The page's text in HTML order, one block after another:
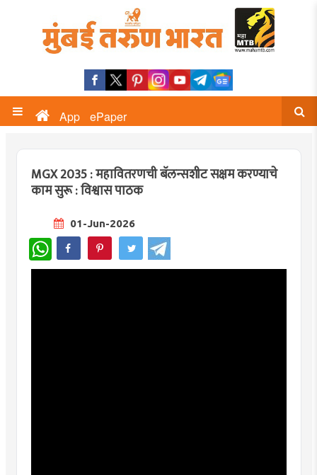
App ePaper
MGX 2035 : महावितरणची बॅलन्सशीट सक्षम करण्याचे
काम सुरू : विश्वास पाठक
01-Jun-2026
WhatsApp